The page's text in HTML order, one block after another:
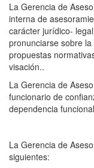
La Gerencia de
interna de
carácter jurídico-
pronunciarse sobre
propuestas
visación..
La Gerencia de
funcionario de
dependencia
La Gerencia de
siguientes: